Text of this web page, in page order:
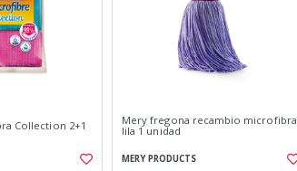
Collection 2+1
Mery fregona recambio microfibra
lila 1 unidad
MERY PRODUCTS